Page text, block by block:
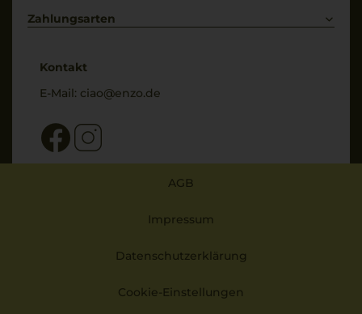
Bewertungs-Richtlinien
Zahlungsarten
Kontakt
E-Mail: ciao@enzo.de
AGB
Impressum
Datenschutzerklärung
Cookie-Einstellungen